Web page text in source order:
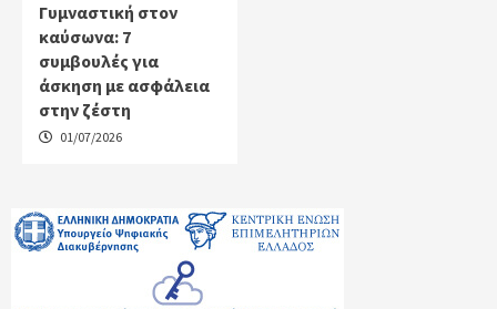
Γυμναστική στον
καύσωνα: 7
συμβουλές για
άσκηση με ασφάλεια
στην ζέστη
01/07/2026